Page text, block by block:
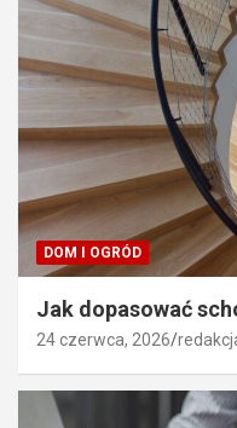
DOM I OGRÓD
Jak dopasować
24 czerwca, 2026